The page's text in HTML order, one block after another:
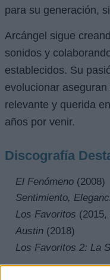
para su generación,
Arcángel sigue
sonidos y
establecidos. Su
evolucionar
relevante y querida
años por venir.
Discografía
El Fenómeno (2008)
Sentimiento,
Los Favoritos
Austin (2018)
Los Favoritos 2: La